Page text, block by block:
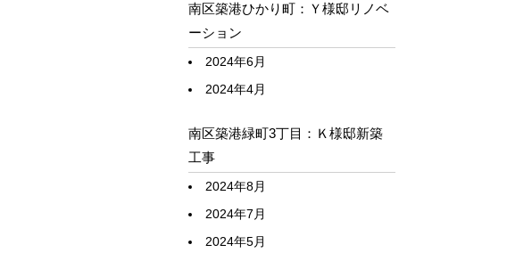
南区築港ひかり町：Ｙ様邸リノベ
ーション
2024年6月
2024年4月
南区築港緑町3丁目：Ｋ様邸新築
工事
2024年8月
2024年7月
2024年5月